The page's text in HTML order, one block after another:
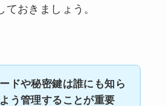
おきましょう。
ドや秘密鍵は誰にも知ら
う管理することが重要